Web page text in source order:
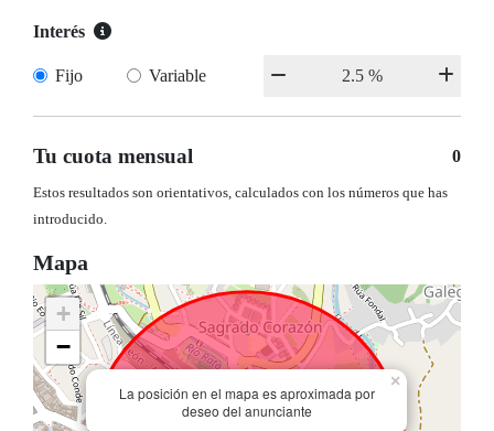
Interés
Fijo Variable
Tu cuota mensual 0
Estos resultados son orientativos, calculados con los números que has
introducido.
Mapa
La posición en el mapa es aproximada por
deseo del anunciante
×
+
−